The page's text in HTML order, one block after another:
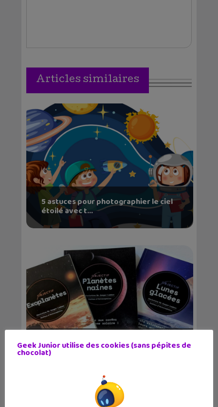
Articles similaires
5 astuces pour photographier le ciel
étoilé avec t...
Lecture d’été #10 : Objectif Astro,
une nouvelle c...
Geek Junior utilise des cookies (sans pépites de
chocolat)